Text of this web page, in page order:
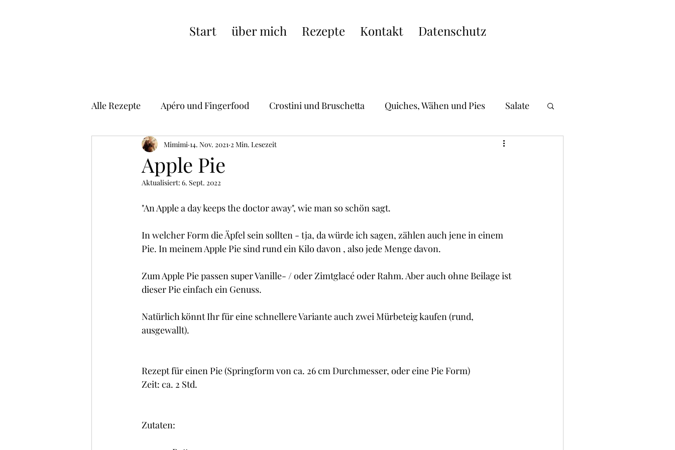
Start über mich Rezepte Kontakt Datenschutz
Alle Rezepte Apéro und Fingerfood Crostini und Bruschetta Quiches, Wähen und Pies Salate
Vorspeisen Hauptgerichte
Pizza Asiatische Küche
Apple Pie
Mimimi 14. Nov. 2021 2 Min. Lesezeit
Aktualisiert: 6. Sept. 2022
"An Apple a day keeps the doctor away", wie man so schön sagt.
In welcher Form die Äpfel sein sollten - tja, da würde ich sagen, zählen auch jene in einem
Pie. In meinem Apple Pie sind rund ein Kilo davon , also jede Menge davon.
Zum Apple Pie passen super Vanille- / oder Zimtglacé oder Rahm. Aber auch ohne Beilage ist
dieser Pie einfach ein Genuss.
Natürlich könnt Ihr für eine schnellere Variante auch zwei Mürbeteig kaufen (rund,
ausgewallt).
Rezept für einen Pie (Springform von ca. 26 cm Durchmesser, oder eine Pie Form)
Zeit: ca. 2 Std.
Zutaten: